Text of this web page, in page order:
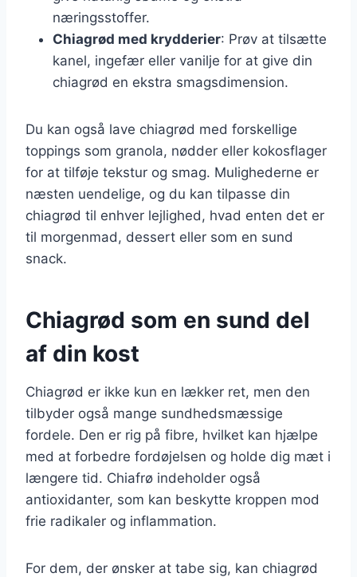
næringsstoffer.
Chiagrød med krydderier: Prøv at tilsætte
kanel, ingefær eller vanilje for at give din
chiagrød en ekstra smagsdimension.
Du kan også lave chiagrød med forskellige
toppings som granola, nødder eller kokosflager
for at tilføje tekstur og smag. Mulighederne er
næsten uendelige, og du kan tilpasse din
chiagrød til enhver lejlighed, hvad enten det er
til morgenmad, dessert eller som en sund
snack.
Chiagrød som en sund del
af din kost
Chiagrød er ikke kun en lækker ret, men den
tilbyder også mange sundhedsmæssige
fordele. Den er rig på fibre, hvilket kan hjælpe
med at forbedre fordøjelsen og holde dig mæt i
længere tid. Chiafrø indeholder også
antioxidanter, som kan beskytte kroppen mod
frie radikaler og inflammation.
For dem, der ønsker at tabe sig, kan chiagrød